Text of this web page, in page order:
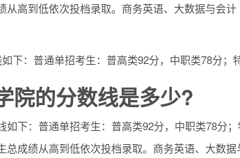
从高到低依次投档录取。商务英语、大数据与会
下：普通单招考生：普高类92分，中职类78分；
院的分数线是多少?
如下：普通单招考生：普高类92分，中职类78分
总成绩从高到低依次投档录取。商务英语、大数